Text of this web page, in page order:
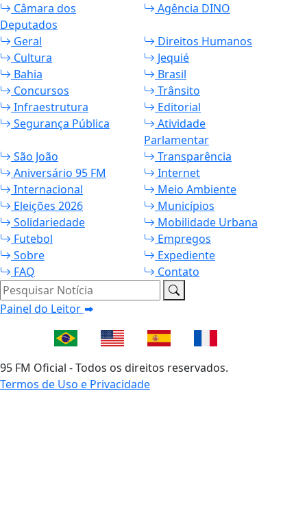
Câmara dos
Deputados
Agência DINO
Geral
Direitos Humanos
Cultura
Jequié
Bahia
Brasil
Concursos
Trânsito
Infraestrutura
Editorial
Segurança Pública
Atividade
Parlamentar
São João
Transparência
Aniversário 95 FM
Internet
Internacional
Meio Ambiente
Eleições 2026
Municípios
Solidariedade
Mobilidade Urbana
Futebol
Empregos
Sobre
Expediente
FAQ
Contato
Pesquisar Notícia
Painel do Leitor
95 FM Oficial - Todos os direitos reservados.
Termos de Uso e Privacidade